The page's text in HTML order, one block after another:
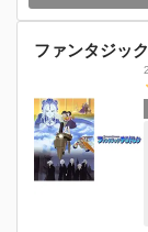
ファンタジッ